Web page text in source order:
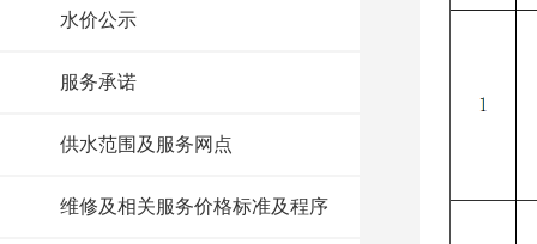
水价公示
服务承诺
供水范围及服务网点
维修及相关服务价格标准及程序